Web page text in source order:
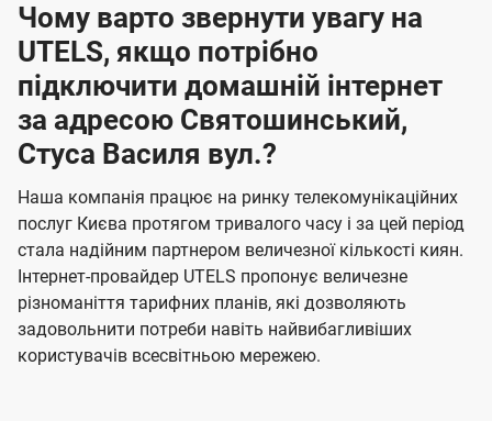
Чому варто звернути увагу на
UTELS, якщо потрібно
підключити домашній інтернет
за адресою Святошинський,
Стуса Василя вул.?
Наша компанія працює на ринку телекомунікаційних
послуг Києва протягом тривалого часу і за цей період
стала надійним партнером величезної кількості киян.
Інтернет-провайдер UTELS пропонує величезне
різноманіття тарифних планів, які дозволяють
задовольнити потреби навіть найвибагливіших
користувачів всесвітньою мережею.